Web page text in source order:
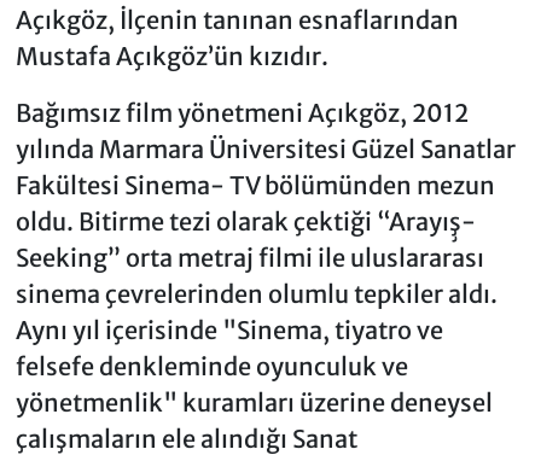
Açıkgöz, İlçenin tanınan esnaflarından
Mustafa Açıkgöz’ün kızıdır.
Bağımsız film yönetmeni Açıkgöz, 2012
yılında Marmara Üniversitesi Güzel Sanatlar
Fakültesi Sinema- TV bölümünden mezun
oldu. Bitirme tezi olarak çektiği “Arayış̧-
Seeking” orta metraj filmi ile uluslararası
sinema çevrelerinden olumlu tepkiler aldı.
Aynı yıl içerisinde "Sinema, tiyatro ve
felsefe denkleminde oyunculuk ve
yönetmenlik" kuramları üzerine deneysel
çalışmaların ele alındığı Sanat